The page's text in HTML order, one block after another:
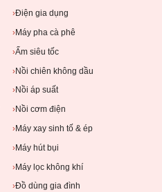
›Điện gia dụng
› Máy pha cà phê
›Ấm siêu tốc
›Nồi chiên không dầu
› Nồi áp suất
› Nồi cơm điện
› Máy xay sinh tố & ép
›Máy hút bụi
›Máy lọc không khí
›Đồ dùng gia đình